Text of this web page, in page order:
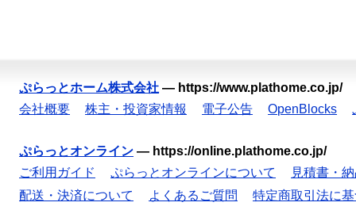
ぷらっとホーム株式会社 — https://www.plathome.co.jp/
会社概要
株主・投資家情報 電子公告 OpenBlocks
ぷらっとオンライン — https://online.plathome.co.jp/
ご利用ガイド
ぷらっとオンラインについて
見積書・
配送・決済について
よくあるご質問
特定商取引法に